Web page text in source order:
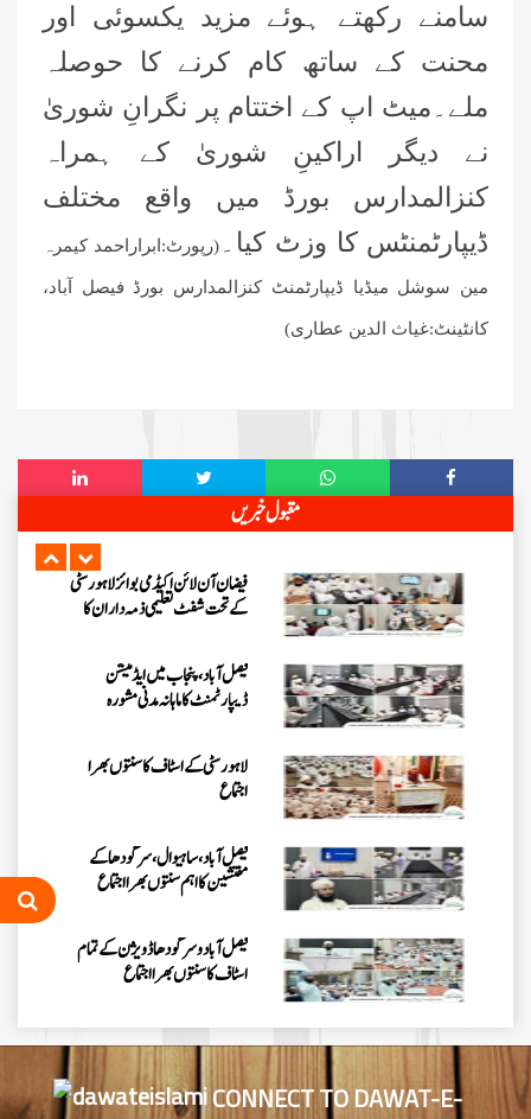
سامنے رکھتے ہوئے مزید یکسوئی اور
محنت کے ساتھ کام کرنے کا حوصلہ
ملے۔میٹ اپ کے اختتام پر نگرانِ شوریٰ
نے دیگر اراکینِ شوریٰ کے ہمراہ
کنزالمدارس بورڈ میں واقع مختلف
ڈیپارٹمنٹس کا وزٹ کیا۔ (رپورٹ:ابراراحمد کیمرہ
مین سوشل میڈیا ڈیپارٹمنٹ کنزالمدارس بورڈ فیصل آباد،
کانٹینٹ:غیاث الدین عطاری)
مقبول خبریں
فیصل آباد میں کنزالمدارس کے امتحانی
نظام کا جائزہ، بہتری اور باہمی اتفاق
کے اقدامات پر زور
اسلام آباد میں روڈ سیفٹی اور منشیات و
تمباکو نوشی کے تدارک پر سیمینار کا
انعقاد
اسلام آباد میں پاکستان کے شفٹ
ناظمین کا 2 دن پر مشتمل اجتماع
مرکزی جامعۃ المدینہ لاہور میں ”
حلال فوڈ کورس “پر اہم بریفنگ
فیضان آن لائن اکیڈمی بوائز لاہور سٹی
کے تحت شفٹ تعلیمی ذمہ داران کا
فیصل آباد، پنجاب میں ایڈمیشن
ڈیپارٹمنٹ کا ماہانہ مدنی مشورہ
لاہور سٹی کے اسٹاف کا سنتوں بھرا
اجتماع
فیصل آباد، ساہیوال، سرگودھا کے
مفتشین کا اہم سنتوں بھرا اجتماع
فیصل آباد وسرگودھا ڈویژن کے تمام
اسٹاف کا سنتوں بھرااجتماع
فیصل آباد میں کنزالمدارس کے امتحانی
نظام کا جائزہ، بہتری اور باہمی اتفاق
کے اقدامات پر زورCONNECT TO DAWAT-E-